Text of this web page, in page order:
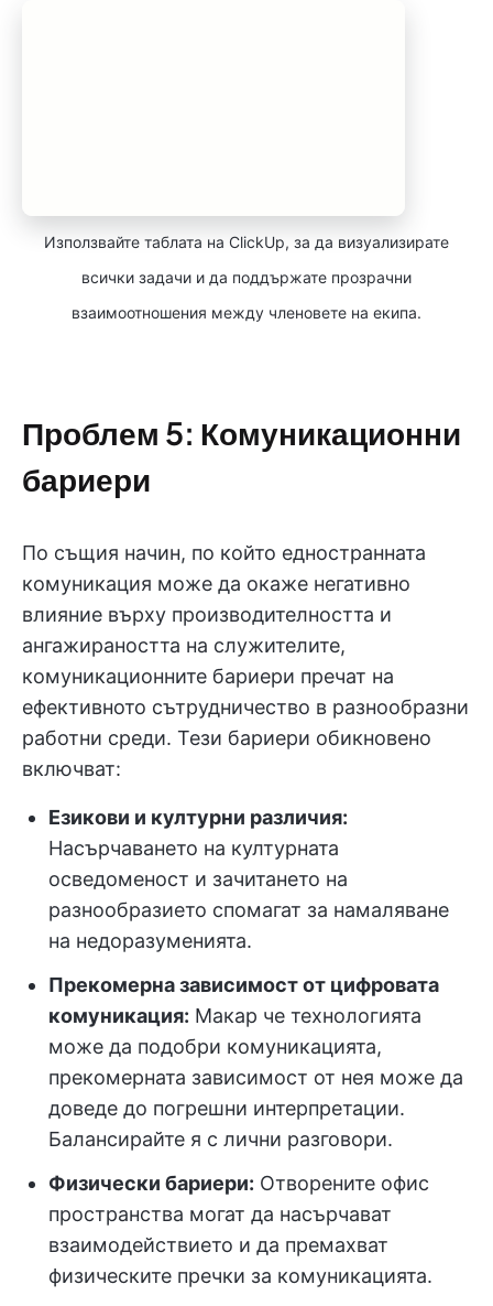
Използвайте таблата на ClickUp, за да визуализирате
всички задачи и да поддържате прозрачни
взаимоотношения между членовете на екипа.
Проблем 5: Комуникационни
бариери
По същия начин, по който едностранната
комуникация може да окаже негативно
влияние върху производителността и
ангажираността на служителите,
комуникационните бариери пречат на
ефективното сътрудничество в разнообразни
работни среди. Тези бариери обикновено
включват:
Езикови и културни различия:
Насърчаването на културната
осведоменост и зачитането на
разнообразието спомагат за намаляване
на недоразуменията.
Прекомерна зависимост от цифровата
комуникация: Макар че технологията
може да подобри комуникацията,
прекомерната зависимост от нея може да
доведе до погрешни интерпретации.
Балансирайте я с лични разговори.
Физически бариери: Отворените офис
пространства могат да насърчават
взаимодействието и да премахват
физическите пречки за комуникацията.